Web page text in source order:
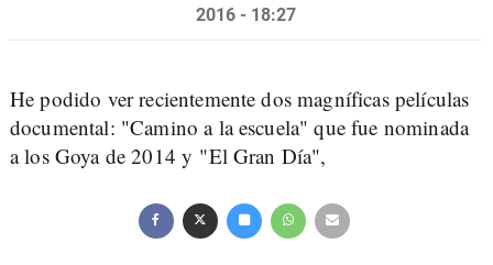
2016 - 18:27
He podido ver recientemente dos magníficas películas
documental: "Camino a la escuela" que fue nominada
a los Goya de 2014 y "El Gran Día",